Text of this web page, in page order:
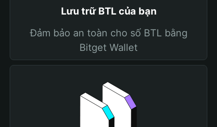
Lưu trữ BTL của bạn
Đảm bảo an toàn cho số BTL bằng
Bitget Wallet